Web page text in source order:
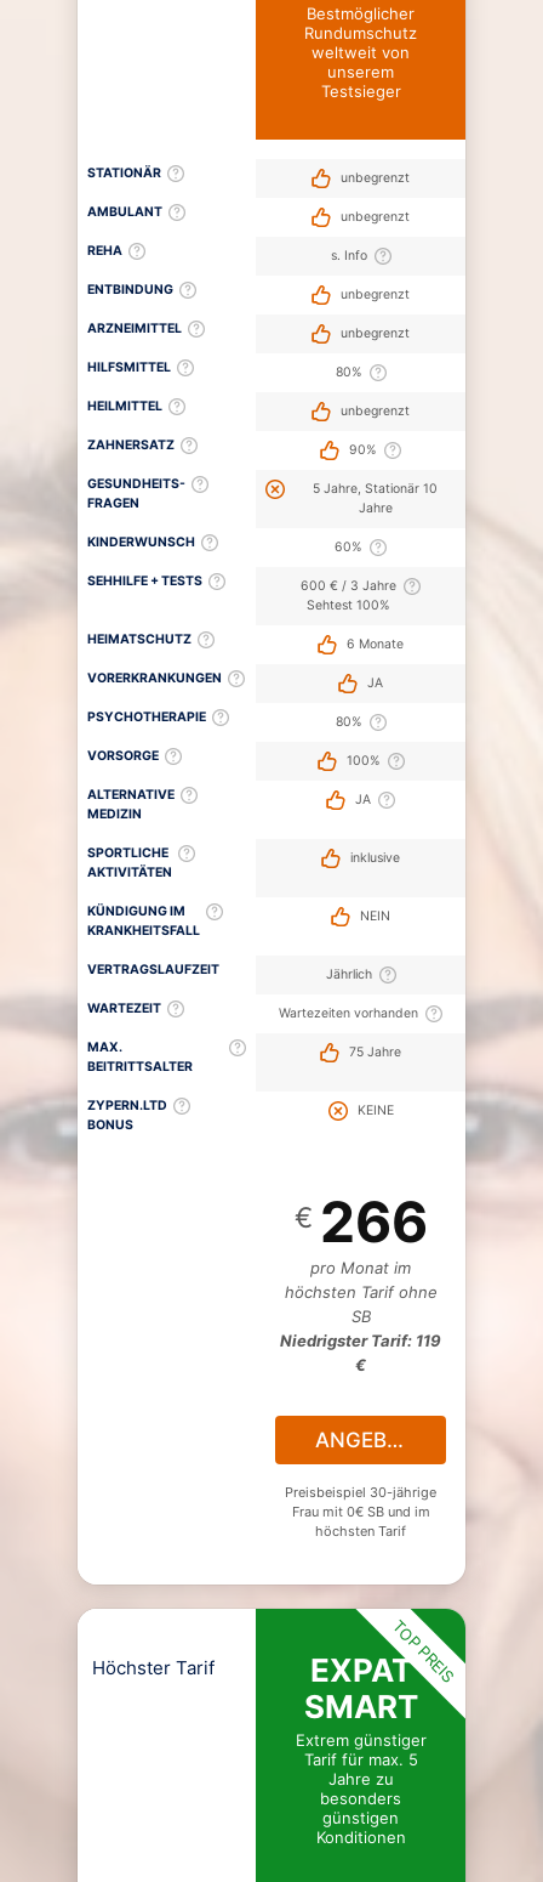
STATIONÄR
AMBULANT
REHA
ENTBINDUNG
ARZNEIMITTEL
HILFSMITTEL
HEILMITTEL
ZAHNERSATZ
GESUNDHEITS-
FRAGEN
KINDERWUNSCH
SEHHILFE + TESTS
HEIMATSCHUTZ
VORERKRANKUNGEN
PSYCHOTHERAPIE
VORSORGE
ALTERNATIVE
MEDIZIN
SPORTLICHE
AKTIVITÄTEN
KÜNDIGUNG IM
KRANKHEITSFALL
VERTRAGSLAUFZEIT
WARTEZEIT
MAX.
BEITRITTSALTER
ZYPERN.LTD
BONUS
Bestmöglicher
Rundumschutz
weltweit von
unserem
Testsieger
unbegrenzt
unbegrenzt
s. Info
unbegrenzt
unbegrenzt
80%
unbegrenzt
90%
5 Jahre, Stationär 10
Jahre
60%
600 € / 3 Jahre
Sehtest 100%
6 Monate
JA
80%
100%
JA
inklusive
NEIN
Jährlich
Wartezeiten vorhanden
75 Jahre
KEINE
€ 266
pro Monat im
höchsten Tarif ohne
SB
Niedrigster Tarif: 119
€
ANGEBOT
Preisbeispiel 30-jährige
Frau mit 0€ SB und im
höchsten Tarif
Höchster Tarif
EXPAT
SMART
Extrem günstiger
Tarif für max. 5
Jahre zu
besonders
günstigen
Konditionen
TOP PREIS